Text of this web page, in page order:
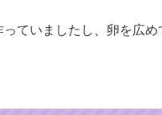
ていましたし、卵を広